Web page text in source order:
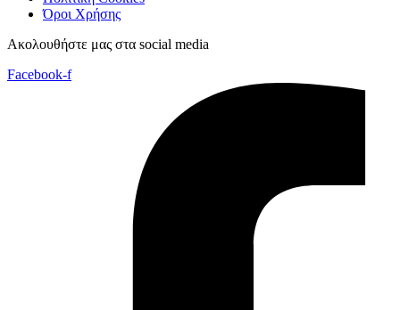
Όροι Χρήσης
Ακολουθήστε μας στα social media
Facebook-f